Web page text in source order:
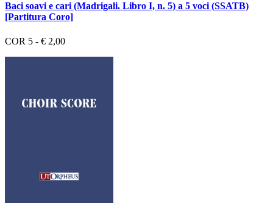
Baci soavi e cari (Madrigali. Libro I, n. 5) a 5 voci (SSATB)
[Partitura Coro]
COR 5 - € 2,00